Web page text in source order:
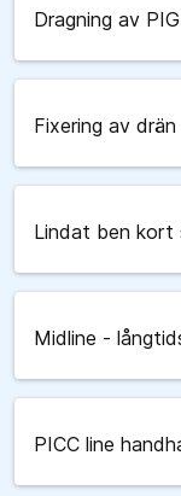
Dragning av
Fixering av
Lindat ben kort
Midline -
PICC line